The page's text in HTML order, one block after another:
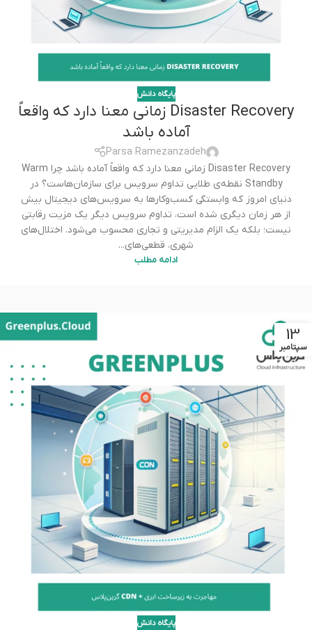
پایگاه دانش
Disaster Recovery زمانی معنا دارد که واقعاً
آماده باشد
Parsa Ramezanzadeh
Disaster Recovery زمانی معنا دارد که واقعاً آماده باشد چرا Warm
Standby نقطه‌ی طلایی تداوم سرویس برای سازمان‌هاست؟ در
دنیای امروز که وابستگی کسب‌وکارها به سرویس‌های دیجیتال بیش
از هر زمان دیگری شده است، تداوم سرویس دیگر یک مزیت رقابتی
نیست؛ بلکه یک الزام مدیریتی و تجاری محسوب می‌شود. اختلال‌های
شهری، قطعی‌های...
ادامه مطلب
13
سپتامبر
پایگاه دانش